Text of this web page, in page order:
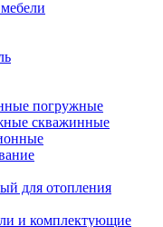
погружные
скважинные
для отопления
и комплектующие